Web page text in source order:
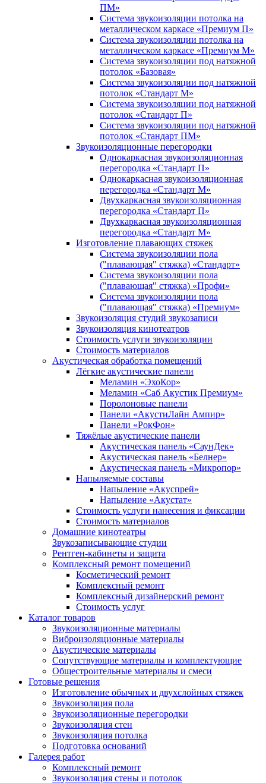
ПМ»
Система звукоизоляции потолка на
металлическом каркасе «Премиум П»
Система звукоизоляции потолка на
металлическом каркасе «Премиум М»
Система звукоизоляции под натяжной
потолок «Базовая»
Система звукоизоляции под натяжной
потолок «Стандарт М»
Система звукоизоляции под натяжной
потолок «Стандарт П»
Система звукоизоляции под натяжной
потолок «Стандарт ПМ»
Звукоизоляционные перегородки
Однокаркасная звукоизоляционная
перегородка «Стандарт П»
Однокаркасная звукоизоляционная
перегородка «Стандарт М»
Двухкаркасная звукоизоляционная
перегородка «Стандарт П»
Двухкаркасная звукоизоляционная
перегородка «Стандарт М»
Изготовление плавающих стяжек
Система звукоизоляции пола
("плавающая" стяжка) «Стандарт»
Система звукоизоляции пола
("плавающая" стяжка) «Профи»
Система звукоизоляции пола
("плавающая" стяжка) «Премиум»
Звукоизоляция студий звукозаписи
Звукоизоляция кинотеатров
Стоимость услуги звукоизоляции
Стоимость материалов
Акустическая обработка помещений
Лёгкие акустические панели
Меламин «ЭхоКор»
Меламин «Саб Акустик Премиум»
Поролоновые панели
Панели «АкустиЛайн Ампир»
Панели «РокФон»
Тяжёлые акустические панели
Акустическая панель «СаунДек»
Акустическая панель «Белнер»
Акустическая панель «Микропор»
Напыляемые составы
Напыление «Акуспрей»
Напыление «Акустат»
Стоимость услуги нанесения и фиксации
Стоимость материалов
Домашние кинотеатры
Звукозаписывающие студии
Рентген-кабинеты и защита
Комплексный ремонт помещений
Косметический ремонт
Комплексный ремонт
Комплексный дизайнерский ремонт
Стоимость услуг
Каталог товаров
Звукоизоляционные материалы
Виброизоляционные материалы
Акустические материалы
Сопутствующие материалы и комплектующие
Общестроительные материалы и смеси
Готовые решения
Изготовление обычных и двухслойных стяжек
Звукоизоляция пола
Звукоизоляционные перегородки
Звукоизоляция стен
Звукоизоляция потолка
Подготовка оснований
Галерея работ
Комплексный ремонт
Звукоизоляция стены и потолок